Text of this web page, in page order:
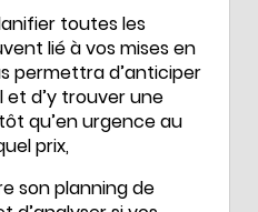
toutes les
lié à vos mises en
permettra d’anticiper
d’y trouver une
qu’en urgence au
prix,
son planning de